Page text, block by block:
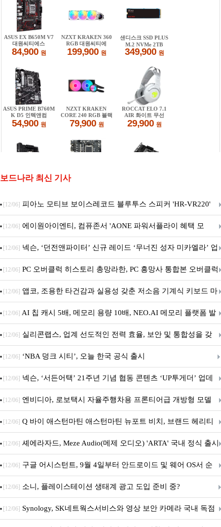
보드나라 최신 기사
[12/06] 피아노 모티브 보이스레코드 블루투스 스피커 'HR-VR220'
출시
[12/06] 에이원아이엔티, 컴퓨존서 'AONE 파워서플라이 혜택 모
음.ZIP' 이벤트 진행
[12/06] 넥슨, ‘던전앤파이터’ 신규 레이드 ‘무너진 성자 미카엘라’ 업
데이트!
[12/06] PC 오버클럭 히스토리 총망라한, PC 흥망사 통합본 오버클럭
특집(1-4편)
[12/06] 앱코, 조용한 타건감과 실용성 갖춘 저소음 기계식 키보드 마
우스 세트 'KM580' 출시
[12/06] AI 칩 캐시 5배, 메모리 용량 10배, NEO.AI 메모리 플랫폼 발
표
[12/06] 실리콘랩스, 업계 선도적인 전력 효율, 보안 및 통합성을 갖
춘 초저전력 블루투스 LE SoC ‘BG2B’ 공개
[12/06] ‘NBA 덩크 시티’, 오늘 한국 공식 출시
[12/06] 넥슨, ‘서든어택’ 21주년 기념 협동 콘텐츠 ‘UP투게더’ 업데
이트
[12/06] 엔비디아, 로보택시 자율주행차용 프론티어급 개방형 모델
‘알파마요 2 슈퍼’ 상업적 이용 가능
[12/06] Q 바이 애스턴마틴 애스턴마틴 뉴포트 비치, 브랜드 헤리티
지 담은 ‘헤리티지 에디션 컬렉션’ 공개
[12/06] 셰에라자드, Meze Audio(메제 오디오) 'ARTA' 국내 정식 출시
[12/06] 구글 어시스턴트, 9월 4일부터 안드로이드 및 웨어 OS서 순
차 서비스 종료
[12/06] 소니, 플레이스테이션 생태계 광고 도입 준비 중?
[12/06] Synology, SK네트웍스서비스와 영상 보안 카메라 국내 독점